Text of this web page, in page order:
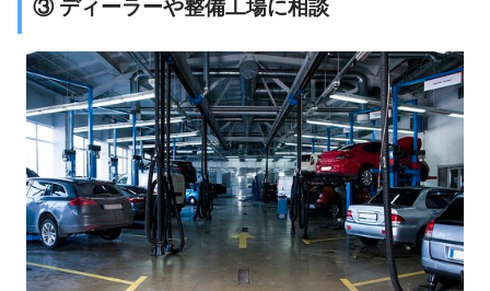
③ ディーラーや整備工場に相談